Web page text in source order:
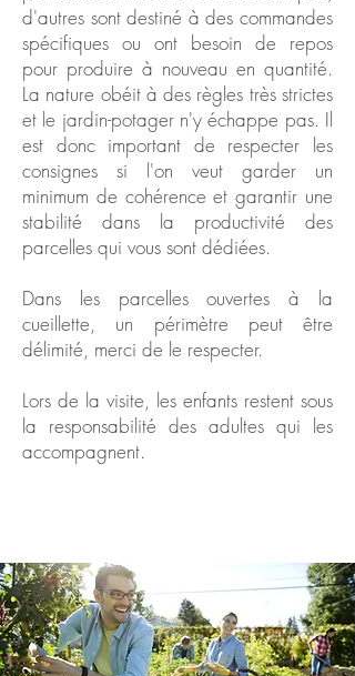
d'autres sont destiné à des commandes
spécifiques ou ont besoin de repos
pour produire à nouveau en quantité.
La nature obéit à des règles très strictes
et le jardin-potager n'y échappe pas. Il
est donc important de respecter les
consignes si l'on veut garder un
minimum de cohérence et garantir une
stabilité dans la productivité des
parcelles qui vous sont dédiées.
Dans les parcelles ouvertes à la
cueillette, un périmètre peut être
délimité, merci de le respecter.
Lors de la visite, les enfants restent sous
la responsabilité des adultes qui les
accompagnent.